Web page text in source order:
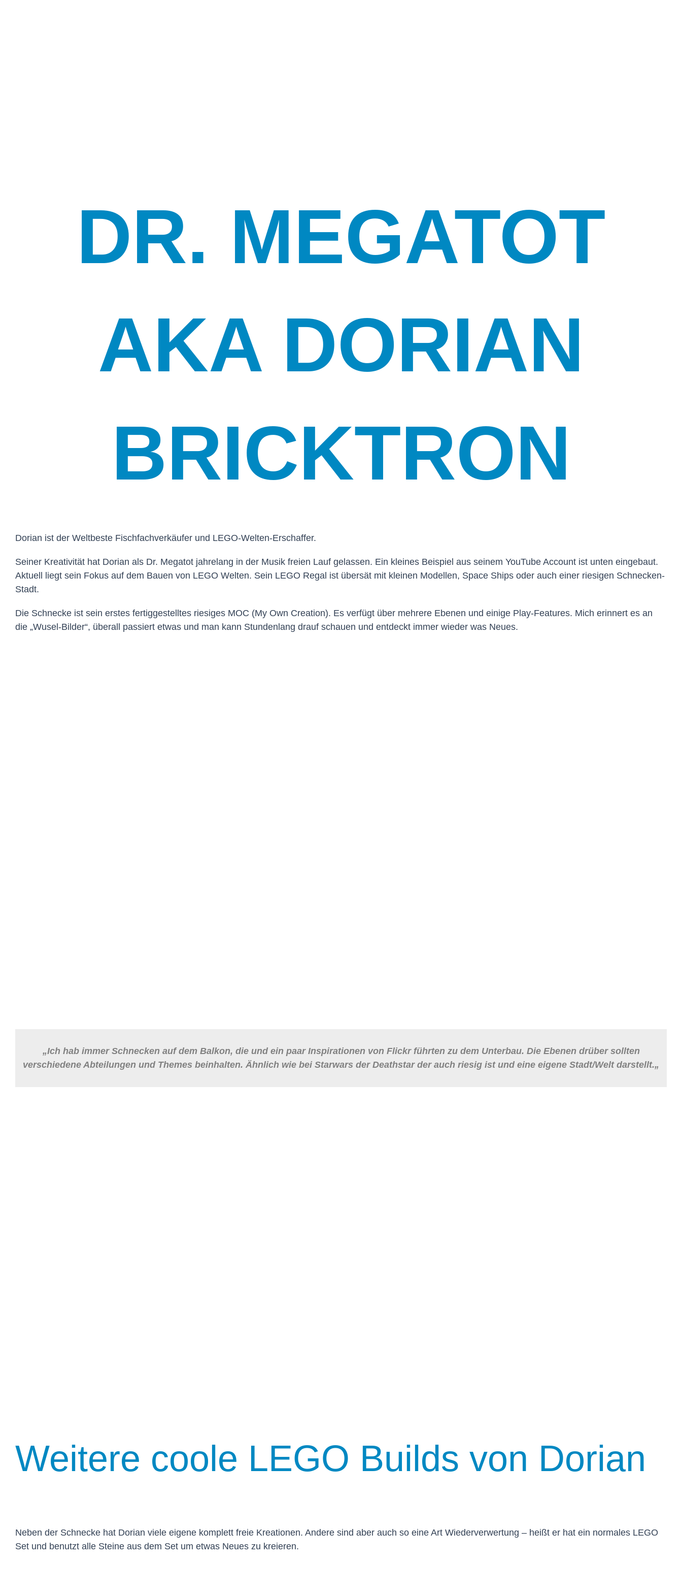
DR. MEGATOT
AKA DORIAN
BRICKTRON
Dorian ist der Weltbeste Fischfachverkäufer und LEGO-Welten-Erschaffer.
Seiner Kreativität hat Dorian als Dr. Megatot jahrelang in der Musik freien Lauf gelassen. Ein kleines Beispiel aus seinem YouTube Account ist unten eingebaut.
Aktuell liegt sein Fokus auf dem Bauen von LEGO Welten. Sein LEGO Regal ist übersät mit kleinen Modellen, Space Ships oder auch einer riesigen Schnecken-
Stadt.
Die Schnecke ist sein erstes fertiggestelltes riesiges MOC (My Own Creation). Es verfügt über mehrere Ebenen und einige Play-Features. Mich erinnert es an
die „Wusel-Bilder“, überall passiert etwas und man kann Stundenlang drauf schauen und entdeckt immer wieder was Neues.
„Ich hab immer Schnecken auf dem Balkon, die und ein paar Inspirationen von Flickr führten zu dem Unterbau. Die Ebenen drüber sollten
verschiedene Abteilungen und Themes beinhalten. Ähnlich wie bei Starwars der Deathstar der auch riesig ist und eine eigene Stadt/Welt darstellt.„
Weitere coole LEGO Builds von Dorian
Neben der Schnecke hat Dorian viele eigene komplett freie Kreationen. Andere sind aber auch so eine Art Wiederverwertung – heißt er hat ein normales LEGO
Set und benutzt alle Steine aus dem Set um etwas Neues zu kreieren.